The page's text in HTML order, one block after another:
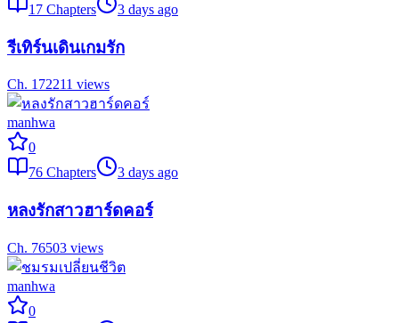
17 Chapters 3 days ago
รีเทิร์นเดินเกมรัก
Ch. 172211 views
manhwa
0
76 Chapters 3 days ago
หลงรักสาวฮาร์ดคอร์
Ch. 76503 views
manhwa
0